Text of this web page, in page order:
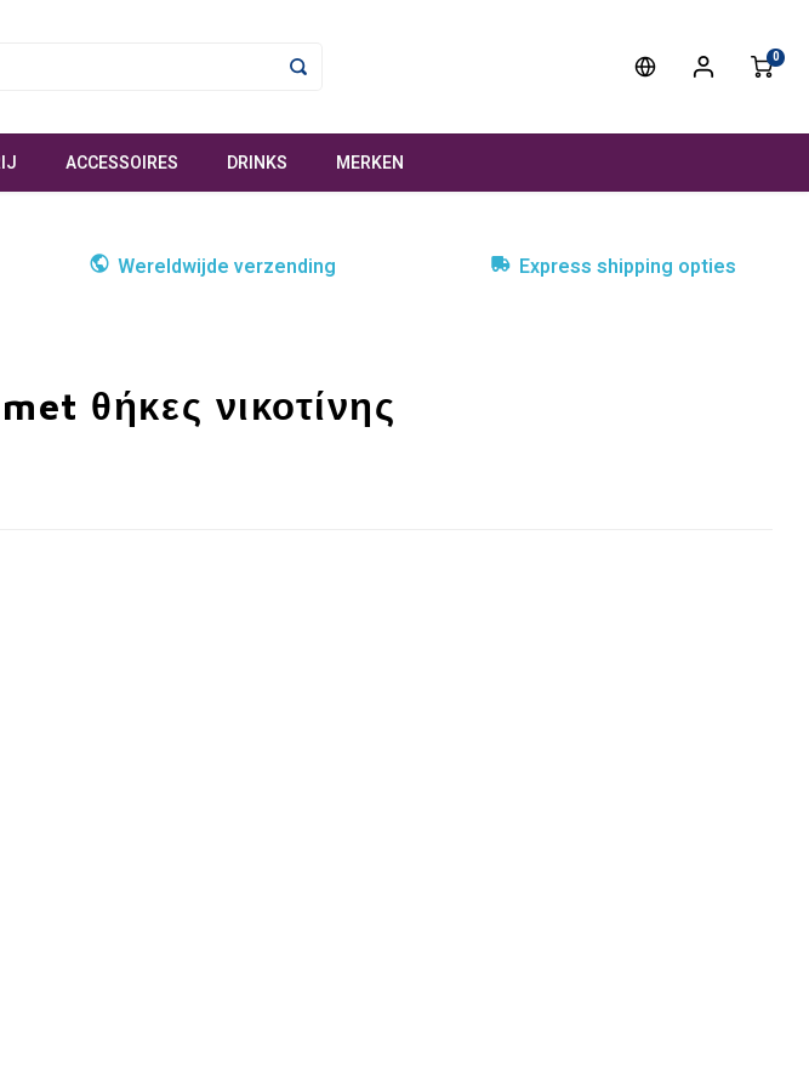
0
ACCESSOIRES DRINKS MERKEN
Wereldwijde verzending Express shipping opties
θήκες νικοτίνης